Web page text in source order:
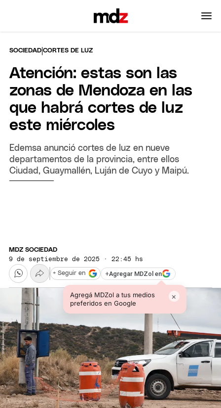
SOCIEDAD |CORTES DE LUZ
Atención: estas son las
zonas de Mendoza en las
que habrá cortes de luz
este miércoles
Edemsa anunció cortes de luz en nueve
departamentos de la provincia, entre ellos
Ciudad, Guaymallén, Luján de Cuyo y Maipú.
MDZ SOCIEDAD
9 de septiembre de 2025 · 22:45 hs
+Agregar MDZol en
Agregá MDZol a tus medios
preferidos en Google
×
+ Seguir en